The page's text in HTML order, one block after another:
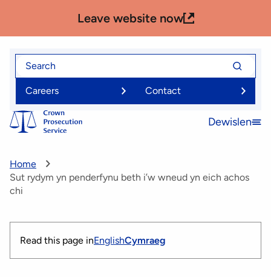
main
content
Leave website now
Search
Search
for
Careers
Contact
Open
Dewislen
Home
Sut rydym yn penderfynu beth i’w wneud yn eich achos
chi
Read this page inEnglishCymraeg